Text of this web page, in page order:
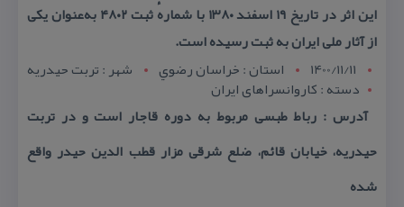
این اثر در تاریخ ۱۹ اسفند ۱۳۸۰ با شمارهٔ ثبت ۴۸۰۲ به‌عنوان یكی
از آثار ملی ایران به ثبت رسیده است.
1400/11/11
استان : خراسان رضوي شهر : تربت حيدريه
دسته : كاروانسراهای ایران
آدرس : رباط طبسی مربوط به دوره قاجار است و در تربت
حیدریه، خیابان قائم، ضلع شرقی مزار قطب الدین حیدر واقع
شده